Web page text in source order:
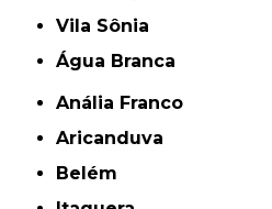
Vila Sônia
Água Branca
Anália Franco
Aricanduva
Belém